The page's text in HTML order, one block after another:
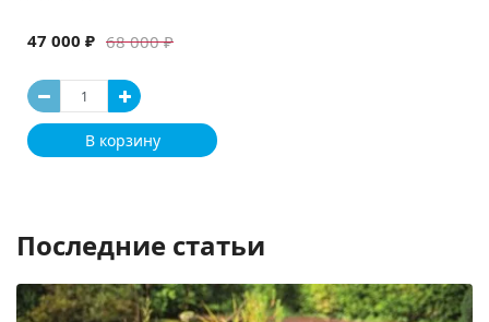
68 000 ₽
47 000 ₽
В корзину
Последние статьи